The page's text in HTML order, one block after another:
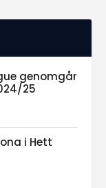
genomgår
25
i Hett